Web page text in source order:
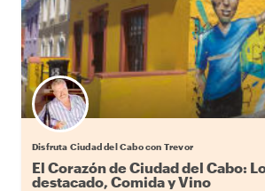
Disfruta Ciudad del Cabo con Trevor
El Corazón de Ciudad del Cabo:
destacado, Comida y Vino